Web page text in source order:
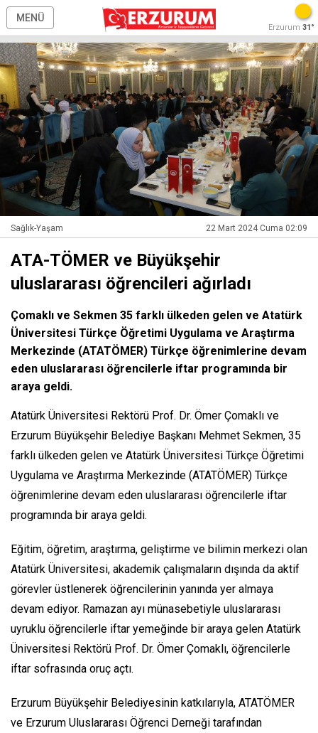
MENÜ
Erzurum 31°
Sağlık-Yaşam 22 Mart 2024 Cuma 02:09
ATA-TÖMER ve Büyükşehir
uluslararası öğrencileri ağırladı
Çomaklı ve Sekmen 35 farklı ülkeden gelen ve Atatürk
Üniversitesi Türkçe Öğretimi Uygulama ve Araştırma
Merkezinde (ATATÖMER) Türkçe öğrenimlerine devam
eden uluslararası öğrencilerle iftar programında bir
araya geldi.
Atatürk Üniversitesi Rektörü Prof. Dr. Ömer Çomaklı ve
Erzurum Büyükşehir Belediye Başkanı Mehmet Sekmen, 35
farklı ülkeden gelen ve Atatürk Üniversitesi Türkçe Öğretimi
Uygulama ve Araştırma Merkezinde (ATATÖMER) Türkçe
öğrenimlerine devam eden uluslararası öğrencilerle iftar
programında bir araya geldi.
Eğitim, öğretim, araştırma, geliştirme ve bilimin merkezi olan
Atatürk Üniversitesi, akademik çalışmaların dışında da aktif
görevler üstlenerek öğrencilerinin yanında yer almaya
devam ediyor. Ramazan ayı münasebetiyle uluslararası
uyruklu öğrencilerle iftar yemeğinde bir araya gelen Atatürk
Üniversitesi Rektörü Prof. Dr. Ömer Çomaklı, öğrencilerle
iftar sofrasında oruç açtı.
Erzurum Büyükşehir Belediyesinin katkılarıyla, ATATÖMER
ve Erzurum Uluslararası Öğrenci Derneği tarafından